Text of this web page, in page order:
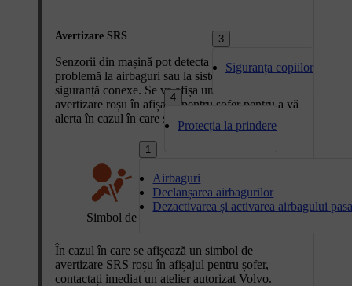
1
Airbaguri
Declanșarea airbagurilor
Dezactivarea și activarea airbagului
3
Siguranța copiilor
4
Protecția la prindere
Avertizare SRS
Senzorii din mașină pot detecta dacă apare o
problemă la airbaguri sau la sistemele de
siguranță conexe. Se va afișa un simbol de
avertizare roșu în afișajul pentru șofer pentru a vă
alerta în cazul în care s-au identificat erori.
Simbol de avertizare SRS
În cazul în care se afișează un simbol de
avertizare SRS roșu în afișajul pentru șofer,
contactați imediat un atelier autorizat Volvo.